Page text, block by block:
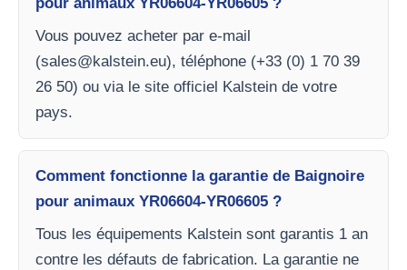
Vous pouvez acheter par e-mail
(sales@kalstein.eu), téléphone (+33 (0) 1 70 39
26 50) ou via le site officiel Kalstein de votre
pays.
Comment fonctionne la garantie de Baignoire
pour animaux YR06604-YR06605 ?
Tous les équipements Kalstein sont garantis 1 an
contre les défauts de fabrication. La garantie ne